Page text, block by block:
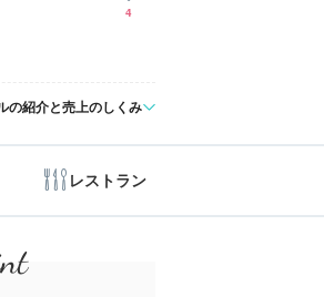
4
の紹介と売上のしくみ
レストラン